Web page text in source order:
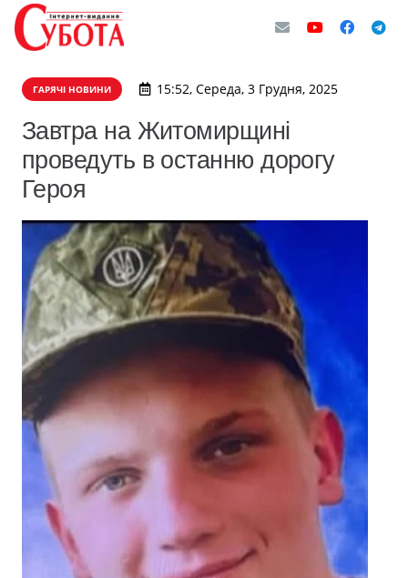
ГАРЯЧІ НОВИНИ 15:52, Середа, 3 Грудня, 2025
Завтра на Житомирщині
проведуть в останню дорогу
Героя